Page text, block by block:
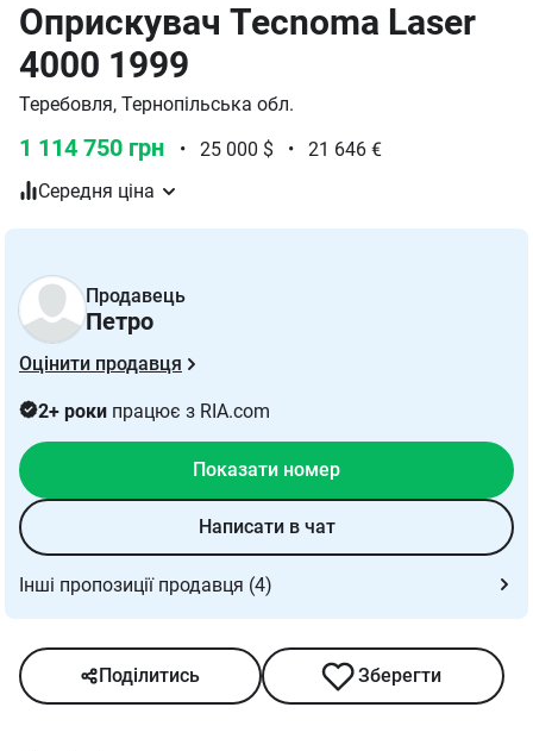
Оприскувач Tecnoma Laser
4000 1999
Теребовля, Тернопільська обл.
1 114 750 грн • 25 000 $ •
21 646 €
Середня ціна
Продавець
Петро
Оцінити продавця
2+ роки працює з RIA.com
Показати номер
Написати в чат
Інші пропозиції продавця (4)
Поділитись Зберегти